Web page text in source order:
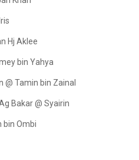
Hj Aklee
bin Yahya
@ Tamin bin Zainal
Bakar @ Syairin
bin Ombi